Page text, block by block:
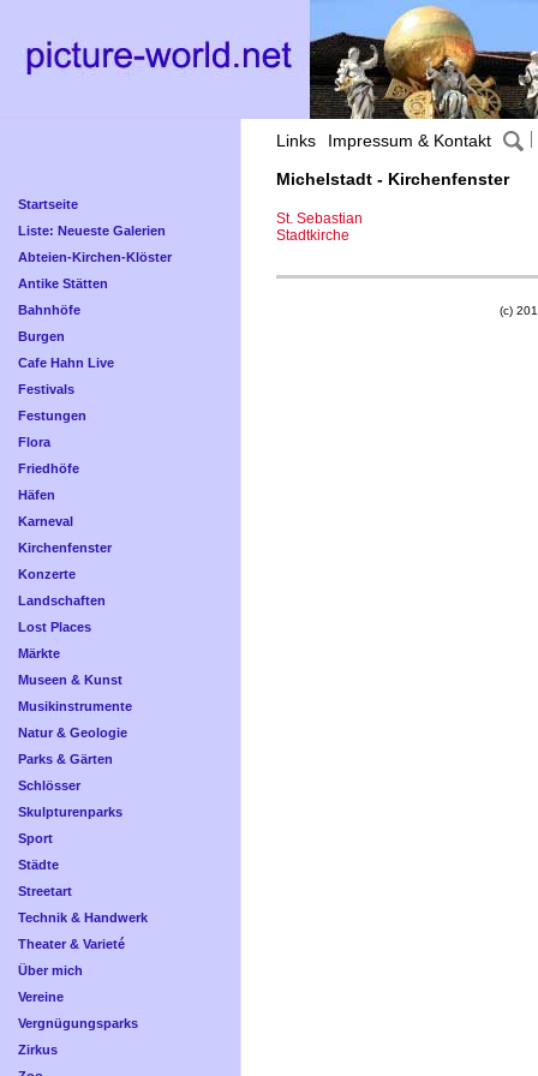
Links Impressum & Kontakt
Startseite
Liste: Neueste Galerien
Abteien-Kirchen-Klöster
Antike Stätten
Bahnhöfe
Burgen
Cafe Hahn Live
Festivals
Festungen
Flora
Friedhöfe
Häfen
Karneval
Kirchenfenster
Konzerte
Landschaften
Lost Places
Märkte
Museen & Kunst
Musikinstrumente
Natur & Geologie
Parks & Gärten
Schlösser
Skulpturenparks
Sport
Städte
Streetart
Technik & Handwerk
Theater & Varieté
Über mich
Vereine
Vergnügungsparks
Zirkus
Michelstadt - Kirchenfenster
St. Sebastian
Stadtkirche
(c)